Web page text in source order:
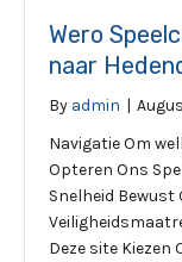
Wero
naar
By admin |
Navigatie Om
Opteren Ons
Snelheid Bewust
Deze site